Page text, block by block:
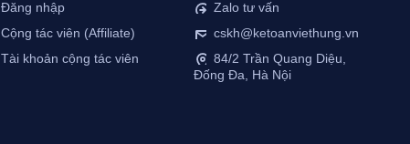
Đăng nhập
Cộng tác viên (Affiliate)
Tài khoản cộng tác viên
Zalo tư vấn
cskh@ketoanviethung.vn
84/2 Trần Quang Diệu,
Đống Đa, Hà Nội